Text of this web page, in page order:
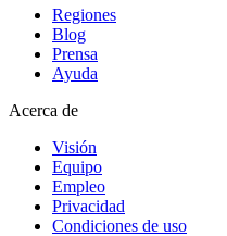
Regiones
Blog
Prensa
Ayuda
Acerca de
Visión
Equipo
Empleo
Privacidad
Condiciones de uso